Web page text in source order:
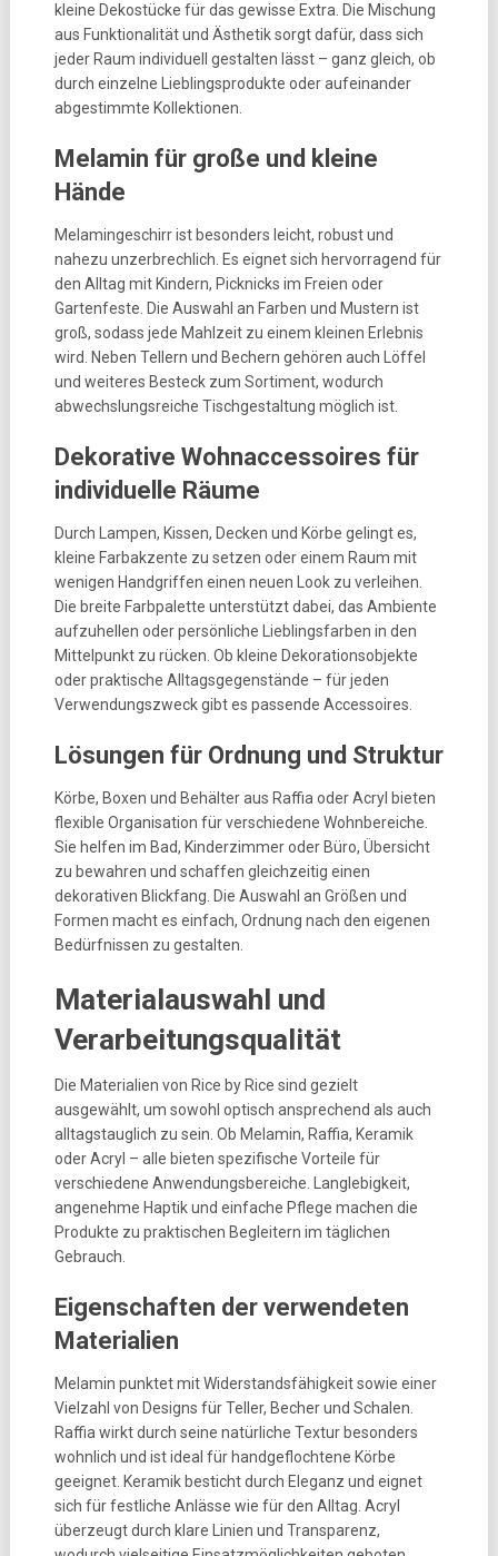
kleine Dekostücke für das gewisse Extra. Die Mischung
aus Funktionalität und Ästhetik sorgt dafür, dass sich
jeder Raum individuell gestalten lässt – ganz gleich, ob
durch einzelne Lieblingsprodukte oder aufeinander
abgestimmte Kollektionen.
Melamin für große und kleine
Hände
Melamingeschirr ist besonders leicht, robust und
nahezu unzerbrechlich. Es eignet sich hervorragend für
den Alltag mit Kindern, Picknicks im Freien oder
Gartenfeste. Die Auswahl an Farben und Mustern ist
groß, sodass jede Mahlzeit zu einem kleinen Erlebnis
wird. Neben Tellern und Bechern gehören auch Löffel
und weiteres Besteck zum Sortiment, wodurch
abwechslungsreiche Tischgestaltung möglich ist.
Dekorative Wohnaccessoires für
individuelle Räume
Durch Lampen, Kissen, Decken und Körbe gelingt es,
kleine Farbakzente zu setzen oder einem Raum mit
wenigen Handgriffen einen neuen Look zu verleihen.
Die breite Farbpalette unterstützt dabei, das Ambiente
aufzuhellen oder persönliche Lieblingsfarben in den
Mittelpunkt zu rücken. Ob kleine Dekorationsobjekte
oder praktische Alltagsgegenstände – für jeden
Verwendungszweck gibt es passende Accessoires.
Lösungen für Ordnung und Struktur
Körbe, Boxen und Behälter aus Raffia oder Acryl bieten
flexible Organisation für verschiedene Wohnbereiche.
Sie helfen im Bad, Kinderzimmer oder Büro, Übersicht
zu bewahren und schaffen gleichzeitig einen
dekorativen Blickfang. Die Auswahl an Größen und
Formen macht es einfach, Ordnung nach den eigenen
Bedürfnissen zu gestalten.
Materialauswahl und
Verarbeitungsqualität
Die Materialien von Rice by Rice sind gezielt
ausgewählt, um sowohl optisch ansprechend als auch
alltagstauglich zu sein. Ob Melamin, Raffia, Keramik
oder Acryl – alle bieten spezifische Vorteile für
verschiedene Anwendungsbereiche. Langlebigkeit,
angenehme Haptik und einfache Pflege machen die
Produkte zu praktischen Begleitern im täglichen
Gebrauch.
Eigenschaften der verwendeten
Materialien
Melamin punktet mit Widerstandsfähigkeit sowie einer
Vielzahl von Designs für Teller, Becher und Schalen.
Raffia wirkt durch seine natürliche Textur besonders
wohnlich und ist ideal für handgeflochtene Körbe
geeignet. Keramik besticht durch Eleganz und eignet
sich für festliche Anlässe wie für den Alltag. Acryl
überzeugt durch klare Linien und Transparenz,